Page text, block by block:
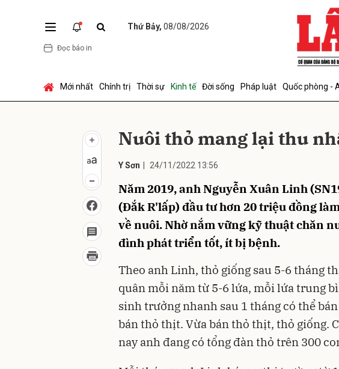
Thứ Bảy, 08/08/2026
Đọc báo in
Mới nhất Chính trị Thời sự Kinh tế Đời sống Pháp luật Quốc phòng -
Nuôi thỏ mang lại thu
Y Sơn 24/11/2022 13:56
Năm 2019, anh Nguyễn Xuân Linh
(Đắk R'lấp) đầu tư hơn 20 triệu đồng
về nuôi. Nhờ nắm vững kỹ thuật chăn
đình phát triển tốt, ít bị bệnh.
Theo anh Linh, thỏ giống sau 5-6 tháng
quân mỗi năm từ 5-6 lứa, mỗi lứa trung
sinh trưởng nhanh sau 1 tháng có thể
bán thỏ thịt. Vừa bán thỏ thịt, thỏ giống.
nay anh đang có tổng đàn thỏ trên 300
Gửi bình luận